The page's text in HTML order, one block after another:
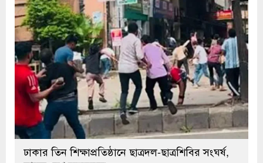
ঢাকার তিন শিক্ষাপ্রতিষ্ঠানে ছাত্রদল-ছাত্রশিবির সংঘর্ষ,